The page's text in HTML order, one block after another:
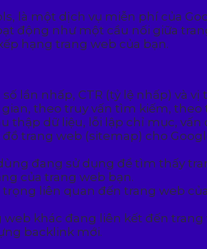
là một dịch vụ miễn phí của
động như một cầu nối giữa
hạng trang web của bạn.
lần nhấp, CTR (tỷ lệ nhấp) và
theo truy vấn tìm kiếm, theo
thập dữ liệu, lỗi lập chỉ mục,
trang web (sitemap) cho
đang sử dụng để tìm thấy
của trang web bạn.
trọng liên quan đến trang web
khác đang liên kết đến
backlink mới.